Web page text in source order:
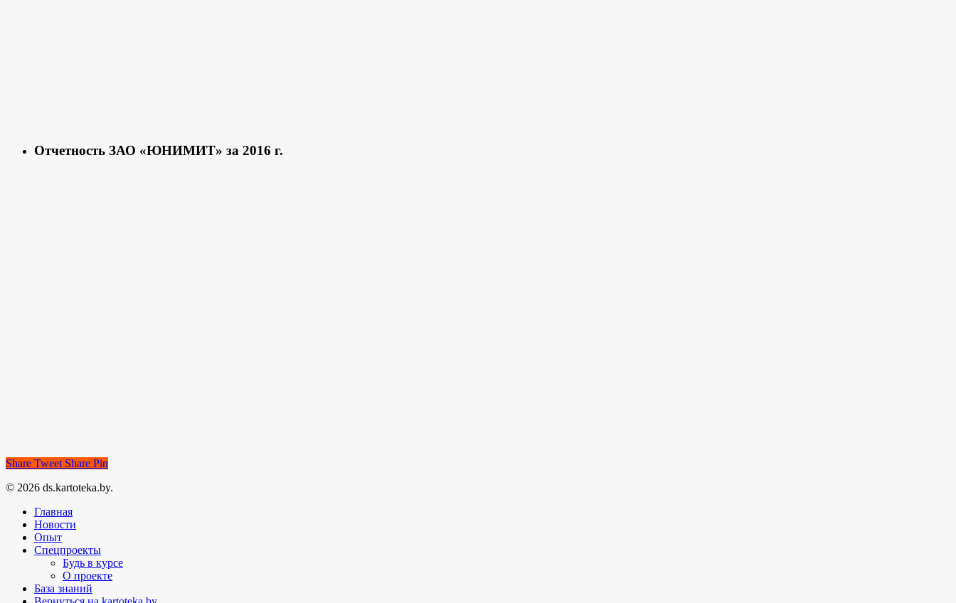
Отчетность ЗАО «ЮНИМИТ» за 2016 г.
Share Tweet Share Pin
© 2026 ds.kartoteka.by.
Главная
Новости
Опыт
Спецпроекты
Будь в курсе
О проекте
База знаний